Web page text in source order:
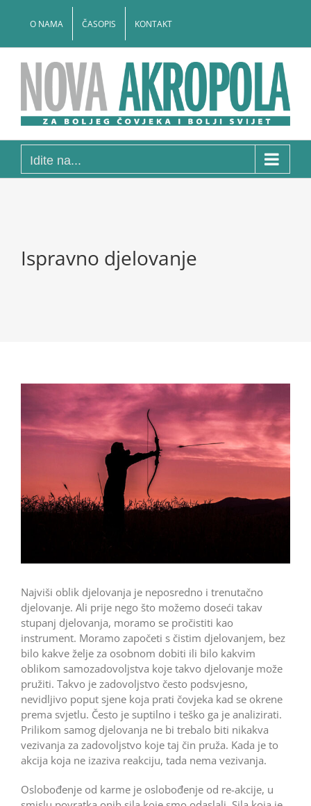
O NAMA ČASOPIS KONTAKT
Idite na...
Ispravno djelovanje
Najviši oblik djelovanja je neposredno i trenutačno
djelovanje. Ali prije nego što možemo doseći takav
stupanj djelovanja, moramo se pročistiti kao
instrument. Moramo započeti s čistim djelovanjem, bez
bilo kakve želje za osobnom dobiti ili bilo kakvim
oblikom samozadovoljstva koje takvo djelovanje može
pružiti. Takvo je zadovoljstvo često podsvjesno,
nevidljivo poput sjene koja prati čovjeka kad se okrene
prema svjetlu. Često je suptilno i teško ga je analizirati.
Prilikom samog djelovanja ne bi trebalo biti nikakva
vezivanja za zadovoljstvo koje taj čin pruža. Kada je to
akcija koja ne izaziva reakciju, tada nema vezivanja.
Oslobođenje od karme je oslobođenje od re-akcije, u